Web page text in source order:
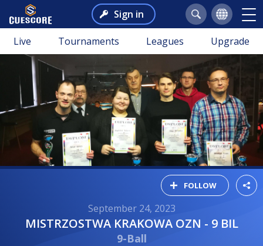
Sign in
Live Tournaments Leagues Upgrade
FOLLOW
September 24, 2023
MISTRZOSTWA KRAKOWA OZN - 9 BIL
9-Ball